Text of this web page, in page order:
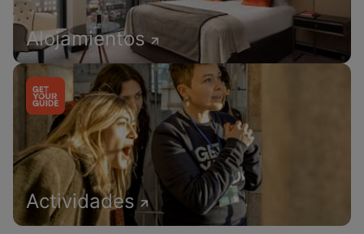
Alojamientos
Actividades